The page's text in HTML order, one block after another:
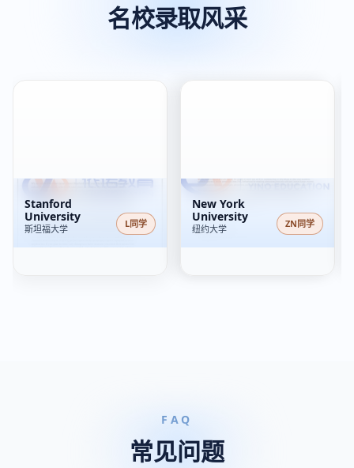
名校录取风采
Stanford
University
斯坦福大学 L同学
New York
University
纽约大学 ZN同学
FAQ
常见问题